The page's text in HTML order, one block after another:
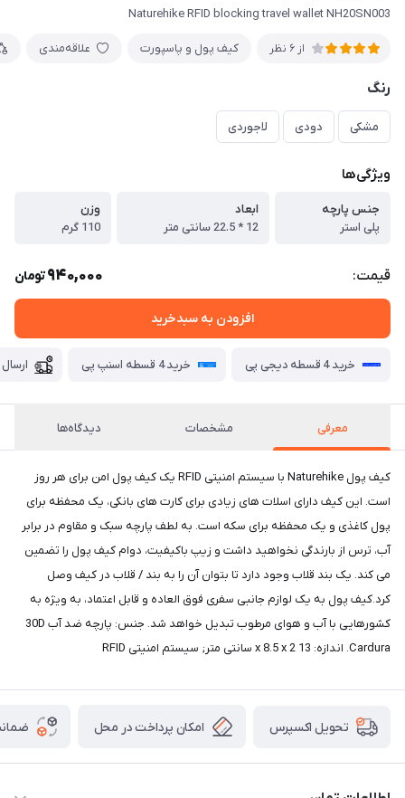
Naturehike RFID blocking travel wallet NH20SN003
از 6 نظر کیف پول و پاسپورت علاقه‌مندی
رنگ
مشکی دودی لاجوردی
ویژگی‌ها
جنس پارچه
پلی استر
ابعاد
12 * 22.5 سانتی متر
وزن
110 گرم
قیمت: 940,000تومان
افزودن به سبدخرید
خرید 4 قسطه دیجی پی خرید 4 قسطه اسنپ پی
معرفی مشخصات دیدگاه‌ها
کیف پول Naturehike با سیستم امنیتی RFID یک کیف پول امن برای هر روز
است. این کیف دارای اسلات های زیادی برای کارت های بانکی، یک محفظه برای
پول کاغذی و یک محفظه برای سکه است. به لطف پارچه سبک و مقاوم در برابر
آب، ترس از بارندگی نخواهید داشت و زیپ باکیفیت، دوام کیف پول را تضمین
می کند. یک بند قلاب وجود دارد تا بتوان آن را به بند / قلاب در کیف وصل
کرد.کیف پول به یک لوازم جانبی سفری فوق العاده و قابل اعتماد، به ویژه به
کشورهایی با آب و هوای مرطوب تبدیل خواهد شد. جنس: پارچه ضد آب 30D
Cardura. اندازه: 13 x 8.5 x 2 سانتی متر; سیستم امنیتی RFID
تحویل اکسپرس امکان پرداخت در محل